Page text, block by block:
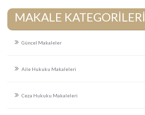
MAKALE KATEGORİLERİ
Güncel Makaleler
Aile Hukuku Makaleleri
Ceza Hukuku Makaleleri